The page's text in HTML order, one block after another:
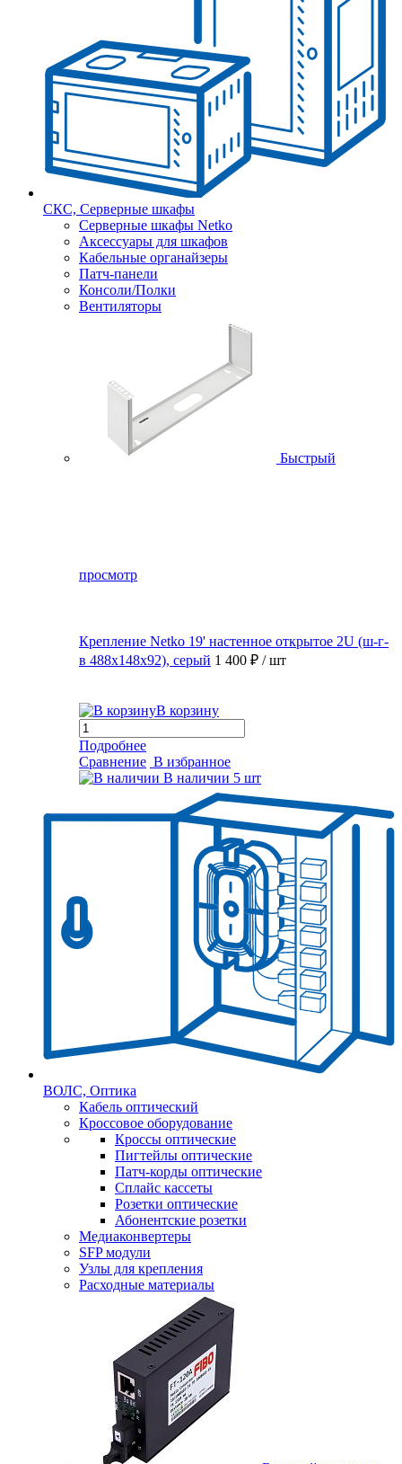
СКС, Серверные шкафы
Серверные шкафы Netko
Аксессуары для шкафов
Кабельные органайзеры
Патч-панели
Консоли/Полки
Вентиляторы
Быстрый
просмотр
Крепление Netko 19' настенное открытое 2U (ш-г-
в 488х148х92), серый 1 400 ₽ / шт
В корзину
Подробнее
Сравнение В избранное
В наличии 5 шт
ВОЛС, Оптика
Кабель оптический
Кроссовое оборудование
Кроссы оптические
Пигтейлы оптические
Патч-корды оптические
Сплайс кассеты
Розетки оптические
Абонентские розетки
Медиаконвертеры
SFP модули
Узлы для крепления
Расходные материалы